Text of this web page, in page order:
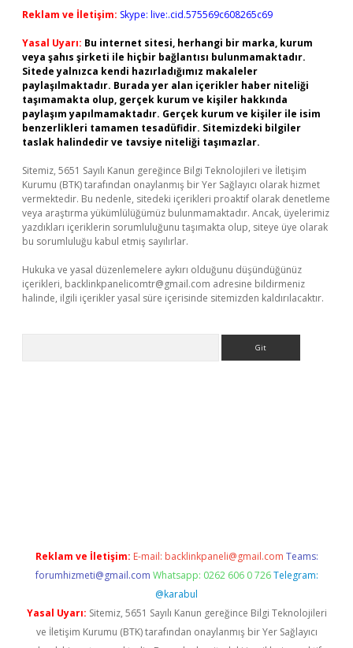
Reklam ve İletişim: Skype: live:.cid.575569c608265c69
Yasal Uyarı: Bu internet sitesi, herhangi bir marka, kurum
veya şahıs şirketi ile hiçbir bağlantısı bulunmamaktadır.
Sitede yalnızca kendi hazırladığımız makaleler
paylaşılmaktadır. Burada yer alan içerikler haber niteliği
taşımamakta olup, gerçek kurum ve kişiler hakkında
paylaşım yapılmamaktadır. Gerçek kurum ve kişiler ile isim
benzerlikleri tamamen tesadüfidir. Sitemizdeki bilgiler
taslak halindedir ve tavsiye niteliği taşımazlar.
Sitemiz, 5651 Sayılı Kanun gereğince Bilgi Teknolojileri ve İletişim
Kurumu (BTK) tarafından onaylanmış bir Yer Sağlayıcı olarak hizmet
vermektedir. Bu nedenle, sitedeki içerikleri proaktif olarak denetleme
veya araştırma yükümlülüğümüz bulunmamaktadır. Ancak, üyelerimiz
yazdıkları içeriklerin sorumluluğunu taşımakta olup, siteye üye olarak
bu sorumluluğu kabul etmiş sayılırlar.
Hukuka ve yasal düzenlemelere aykırı olduğunu düşündüğünüz
içerikleri, backlinkpanelicomtr@gmail.com adresine bildirmeniz
halinde, ilgili içerikler yasal süre içerisinde sitemizden kaldırılacaktır.
Reklam ve İletişim: E-mail: backlinkpaneli@gmail.com Teams:
forumhizmeti@gmail.com Whatsapp: 0262 606 0 726 Telegram:
@karabul
Yasal Uyarı: Sitemiz, 5651 Sayılı Kanun gereğince Bilgi Teknolojileri
ve İletişim Kurumu (BTK) tarafından onaylanmış bir Yer Sağlayıcı